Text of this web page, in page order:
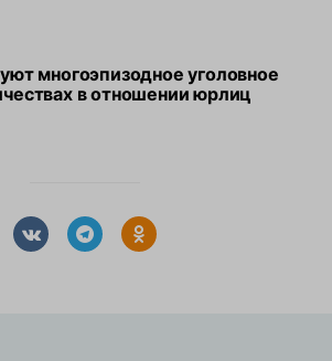
многоэпизодное уголовное
в отношении юрлиц